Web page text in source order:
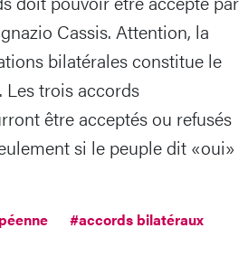
Cassis. Attention, la
bilatérales constitue le
Les trois accords
être acceptés ou refusés
si le peuple dit «oui»
#accords bilatéraux